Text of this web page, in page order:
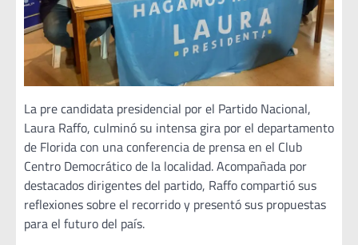
La pre candidata presidencial por el Partido Nacional,
Laura Raffo, culminó su intensa gira por el departamento
de Florida con una conferencia de prensa en el Club
Centro Democrático de la localidad. Acompañada por
destacados dirigentes del partido, Raffo compartió sus
reflexiones sobre el recorrido y presentó sus propuestas
para el futuro del país.